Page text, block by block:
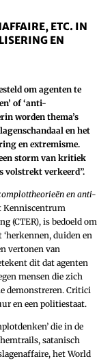
ETC. IN
EN
om agenten te
of ‘anti-
worden thema’s
en het
en extremisme.
storm van kritiek
volstrekt verkeerd”.
en anti-
Kenniscentrum
(CTER), is bedoeld om
duiden en
vertonen van
dit dat agenten
mensen die zich
demonstreren. Critici
en een politiestaat.
die in de
satanisch
het World